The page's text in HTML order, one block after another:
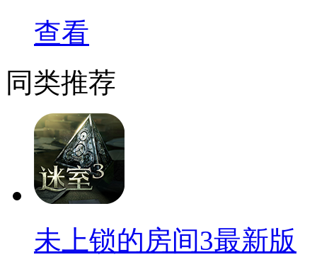
查看
同类推荐
未上锁的房间3最新版